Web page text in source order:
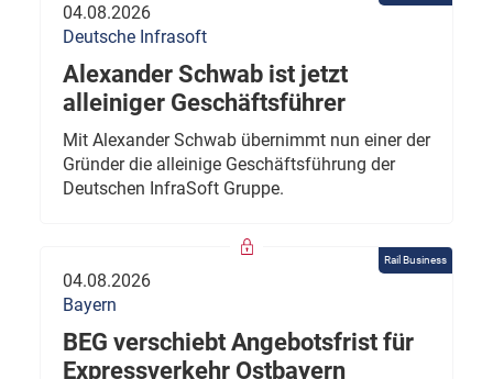
04.08.2026
Deutsche Infrasoft
Alexander Schwab ist jetzt
alleiniger Geschäftsführer
Mit Alexander Schwab übernimmt nun einer der
Gründer die alleinige Geschäftsführung der
Deutschen InfraSoft Gruppe.
Rail Business
04.08.2026
Bayern
BEG verschiebt Angebotsfrist für
Expressverkehr Ostbayern